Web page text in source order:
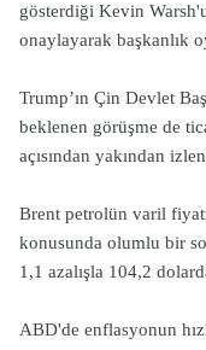
gösterdiği Kevin
onaylayarak başkanlık
Trump’ın Çin Devlet
beklenen görüşme de
açısından yakından
Brent petrolün varil
konusunda olumlu bir
1,1 azalışla 104,2
ABD'de enflasyonun